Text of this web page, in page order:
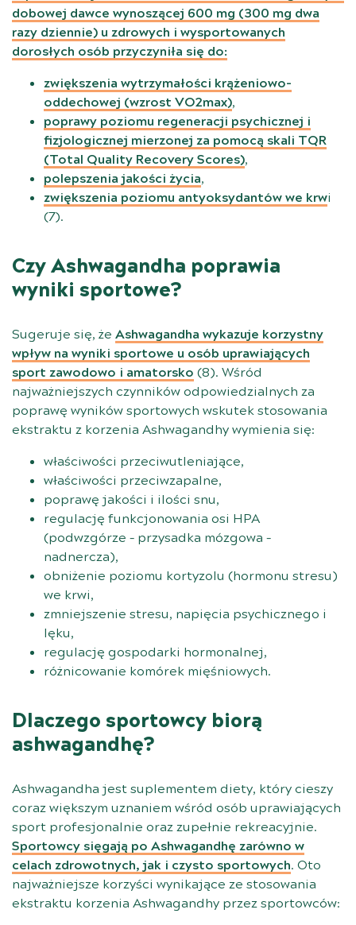
dobowej dawce wynoszącej 600 mg (300 mg dwa
razy dziennie) u zdrowych i wysportowanych
dorosłych osób przyczyniła się do:
zwiększenia wytrzymałości krążeniowo-
oddechowej (wzrost VO2max),
poprawy poziomu regeneracji psychicznej i
fizjologicznej mierzonej za pomocą skali TQR
(Total Quality Recovery Scores),
polepszenia jakości życia,
zwiększenia poziomu antyoksydantów we krwi
(7).
Czy Ashwagandha poprawia
wyniki sportowe?
Sugeruje się, że Ashwagandha wykazuje korzystny
wpływ na wyniki sportowe u osób uprawiających
sport zawodowo i amatorsko (8). Wśród
najważniejszych czynników odpowiedzialnych za
poprawę wyników sportowych wskutek stosowania
ekstraktu z korzenia Ashwagandhy wymienia się:
właściwości przeciwutleniające,
właściwości przeciwzapalne,
poprawę jakości i ilości snu,
regulację funkcjonowania osi HPA
(podwzgórze – przysadka mózgowa –
nadnercza),
obniżenie poziomu kortyzolu (hormonu stresu)
we krwi,
zmniejszenie stresu, napięcia psychicznego i
lęku,
regulację gospodarki hormonalnej,
różnicowanie komórek mięśniowych.
Dlaczego sportowcy biorą
ashwagandhę?
Ashwagandha jest suplementem diety, który cieszy
coraz większym uznaniem wśród osób uprawiających
sport profesjonalnie oraz zupełnie rekreacyjnie.
Sportowcy sięgają po Ashwagandhę zarówno w
celach zdrowotnych, jak i czysto sportowych. Oto
najważniejsze korzyści wynikające ze stosowania
ekstraktu korzenia Ashwagandhy przez sportowców: